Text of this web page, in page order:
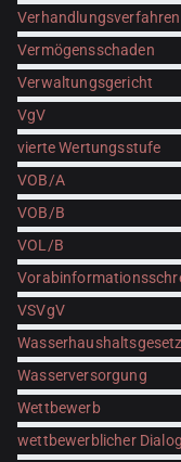
Vermögensschaden
Verwaltungsgericht
VgV
vierte Wertungsstufe
VOB/A
VOB/B
VOL/B
VSVgV
Wasserhaushaltsgesetz
Wasserversorgung
Wettbewerb
wettbewerblicher Dialog